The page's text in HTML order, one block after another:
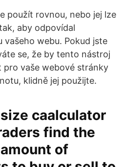
použít rovnou, nebo jej lze
aby odpovídal
vašeho webu. Pokud jste
se, že by tento nástroj
pro vaše webové stránky
klidně jej použijte.
caalculator
find the
of